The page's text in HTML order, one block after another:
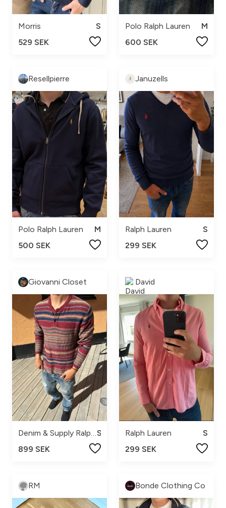
Morris
S
529 SEK
Polo Ralph Lauren
M
600 SEK
Resellpierre
Polo Ralph Lauren
M
500 SEK
Januzells
Ralph Lauren
S
299 SEK
Giovanni Closet
Denim & Supply Ralph Lauren
899 SEK
David
Ralph Lauren
S
299 SEK
RM Bonde Clothing Co